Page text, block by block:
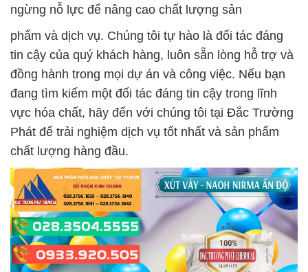
ngừng nỗ lực để nâng cao chất lượng sản
phẩm và dịch vụ. Chúng tôi tự hào là đối tác đáng
tin cậy của quý khách hàng, luôn sẵn lòng hỗ trợ và
đồng hành trong mọi dự án và công việc. Nếu bạn
đang tìm kiếm một đối tác đáng tin cậy trong lĩnh
vực hóa chất, hãy đến với chúng tôi tại Đắc Trường
Phát để trải nghiệm dịch vụ tốt nhất và sản phẩm
chất lượng hàng đầu.